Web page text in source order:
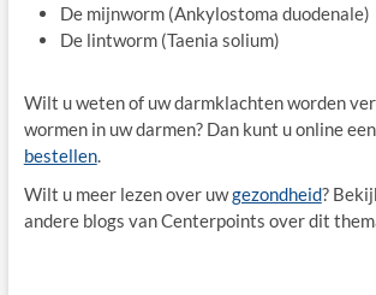
De mijnworm (Ankylostoma duodenale)
De lintworm (Taenia solium)
Wilt u weten of uw darmklachten worden
wormen in uw darmen? Dan kunt u online een
bestellen.
Wilt u meer lezen over uwgezondheid?
andere blogs van Centerpoints over dit